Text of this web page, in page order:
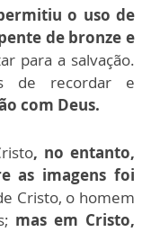
o uso de
de bronze e
para a salvação.
de recordar e
com Deus.
, no entanto,
as imagens foi
Cristo, o homem
mas em Cristo,